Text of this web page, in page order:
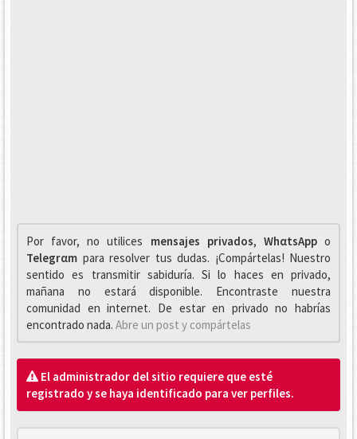
Por favor, no utilices mensajes privados, WhαtsAppo
Telegrαm para resolver tus dudas. ¡Compártelas! Nuestro
sentido es transmitir sabiduría. Si lo haces en privado,
mañana no estará disponible. Encontraste nuestra
comunidad en internet. De estar en privado no habrías
encontrado nada. Abre un post y compártelas
El administrador del sitio requiere que esté
registrado y se haya identificado para ver perfiles.